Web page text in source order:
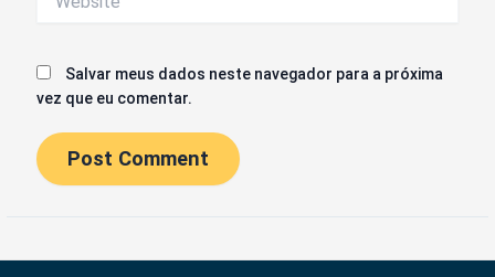
Salvar meus dados neste navegador para a próxima
vez que eu comentar.